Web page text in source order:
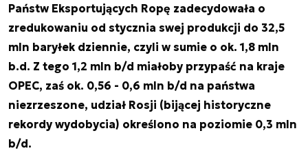
Państw Eksportujących Ropę zadecydowała o
zredukowaniu od stycznia swej produkcji do 32,5
mln baryłek dziennie, czyli w sumie o ok. 1,8 mln
b.d. Z tego 1,2 mln b/d miałoby przypaść na kraje
OPEC, zaś ok. 0,56 - 0,6 mln b/d na państwa
niezrzeszone, udział Rosji (bijącej historyczne
rekordy wydobycia) określono na poziomie 0,3 mln
b/d.